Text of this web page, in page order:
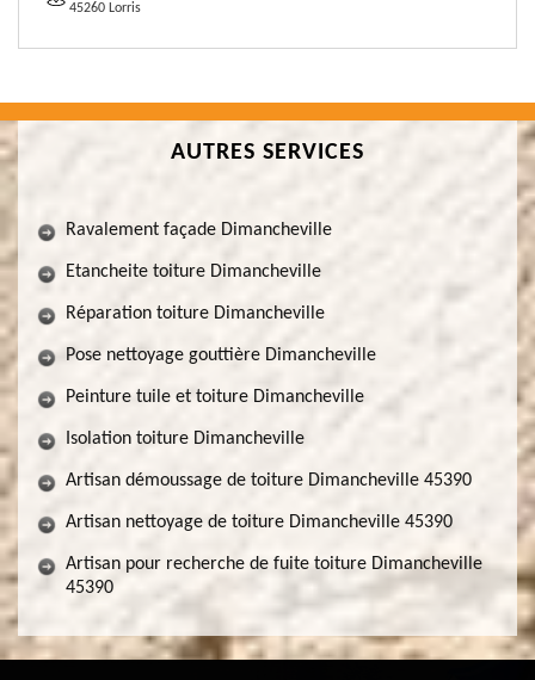
45260 Lorris
AUTRES SERVICES
Ravalement façade Dimancheville
Etancheite toiture Dimancheville
Réparation toiture Dimancheville
Pose nettoyage gouttière Dimancheville
Peinture tuile et toiture Dimancheville
Isolation toiture Dimancheville
Artisan démoussage de toiture Dimancheville 45390
Artisan nettoyage de toiture Dimancheville 45390
Artisan pour recherche de fuite toiture Dimancheville
45390